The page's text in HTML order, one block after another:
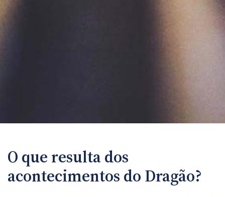
O que resulta dos
acontecimentos do Dragão?